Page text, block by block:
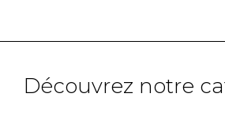
Découvrez notre